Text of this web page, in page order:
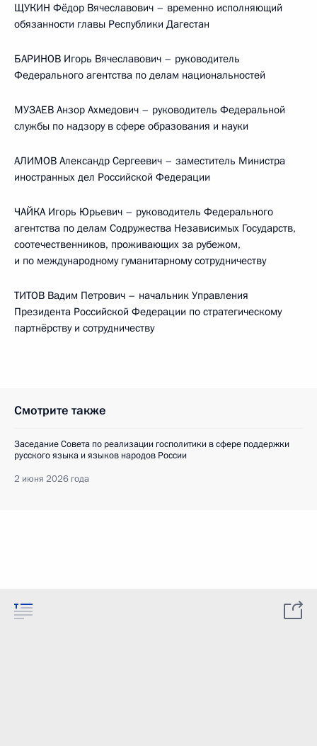
ЩУКИН Фёдор Вячеславович – временно исполняющий
обязанности главы Республики Дагестан
БАРИНОВ Игорь Вячеславович – руководитель
Федерального агентства по делам национальностей
МУЗАЕВ Анзор Ахмедович – руководитель Федеральной
службы по надзору в сфере образования и науки
АЛИМОВ Александр Сергеевич – заместитель Министра
иностранных дел Российской Федерации
ЧАЙКА Игорь Юрьевич – руководитель Федерального
агентства по делам Содружества Независимых Государств,
соотечественников, проживающих за рубежом,
и по международному гуманитарному сотрудничеству
ТИТОВ Вадим Петрович – начальник Управления
Президента Российской Федерации по стратегическому
партнёрству и сотрудничеству
Смотрите также
Заседание Совета по реализации госполитики в сфере поддержки
русского языка и языков народов России
2 июня 2026 года